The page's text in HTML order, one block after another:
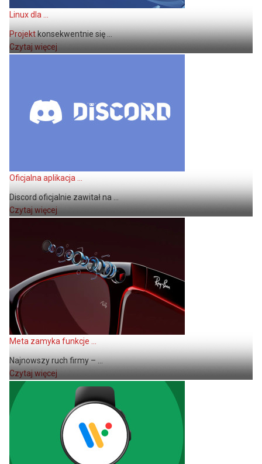
Linux dla ...
Projektkonsekwentnie się ...
Czytaj więcej
Oficjalna aplikacja ...
Discord oficjalnie zawitał na ...
Czytaj więcej
Meta zamyka funkcje ...
Najnowszy ruch firmy – ...
Czytaj więcej